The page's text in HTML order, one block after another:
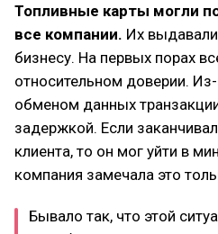
Топливные карты могли
все компании. Их
бизнесу. На первых порах
относительном доверии.
обменом данных
задержкой. Если
клиента, то он мог уйти в
компания замечала это
Бывало так, что этой